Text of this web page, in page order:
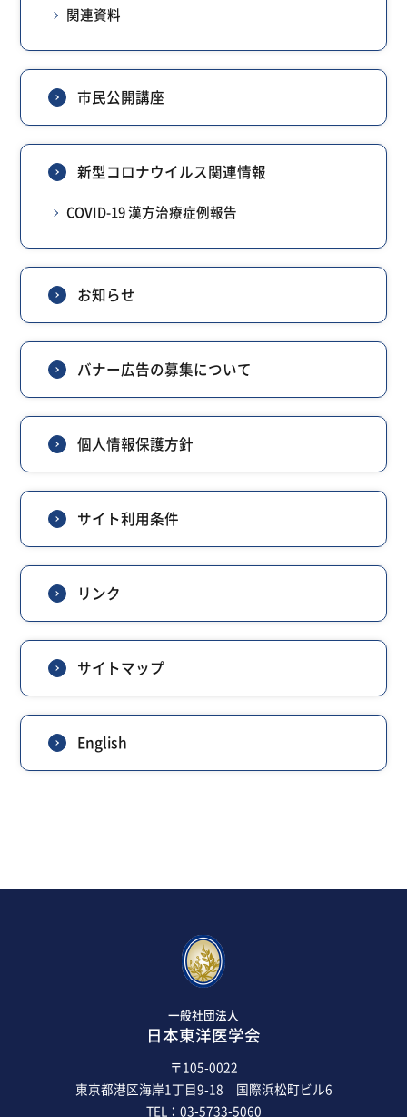
関連資料
市民公開講座
新型コロナウイルス関連情報
COVID-19 漢方治療症例報告
お知らせ
バナー広告の募集について
個人情報保護方針
サイト利用条件
リンク
サイトマップ
English
一般社団法人
日本東洋医学会
〒105-0022
東京都港区海岸1丁目9-18 国際浜松町ビル6
TEL：03-5733-5060